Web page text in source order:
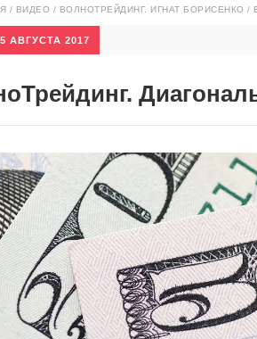
/ ВИДЕО / ВОЛНОТРЕЙДИНГ. ИГНАТ БОРИСЕНКО /
АВГУСТА 2017